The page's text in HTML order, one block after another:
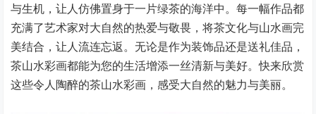
与生机，让人仿佛置身于一片绿茶的海洋中。每一幅作品都
充满了艺术家对大自然的热爱与敬畏，将茶文化与山水画完
美结合，让人流连忘返。无论是作为装饰品还是送礼佳品，
茶山水彩画都能为您的生活增添一丝清新与美好。快来欣赏
这些令人陶醉的茶山水彩画，感受大自然的魅力与美丽。